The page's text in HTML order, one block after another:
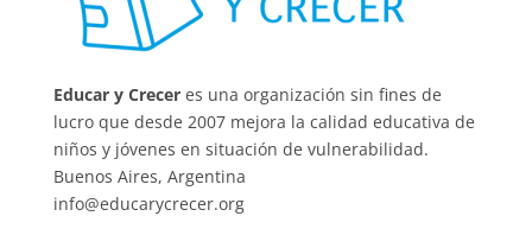
Educar y Creceres una organización sin fines de
lucro que desde 2007 mejora la calidad educativa de
niños y jóvenes en situación de vulnerabilidad.
Buenos Aires, Argentina
info@educarycrecer.org